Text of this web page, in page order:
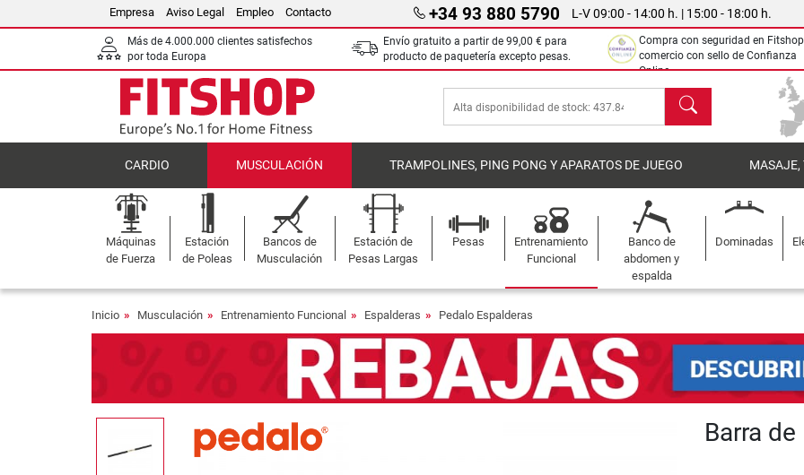
Empresa Aviso Legal Empleo Contacto +34 93 880 5790 L-V 09:00 - 14:00 h. | 15:00 - 18:00 h.
Más de 4.000.000 clientes satisfechos
por toda Europa
Envío gratuito a partir de 99,00 € para
producto de paquetería excepto pesas.
Compra con seguridad en
comercio con sello de Confianza
Online.
Buscar
CARDIO MUSCULACIÓN TRAMPOLINES, PING PONG Y APARATOS DE JUEGO MASAJE,
Máquinas
de Fuerza
Estación
de Poleas
Bancos de
Musculación
Estación de
Pesas Largas
Pesas
Entrenamiento
Funcional
Banco de
abdomen y
espalda
Dominadas
Inicio Musculación Entrenamiento Funcional Espalderas Pedalo Espalderas
Barra